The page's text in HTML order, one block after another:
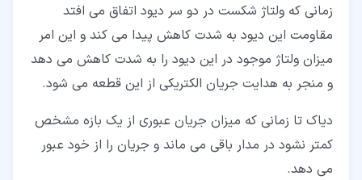
زمانی که ولتاژ شکست در دو سر دیود اتفاق می افتد
مقاومت این دیود به شدت کاهش پیدا می کند و این امر
میزان ولتاژ موجود در این دیود را به شدت کاهش می دهد
و منجر به هدایت جریان الکتریکی از این قطعه می شود.
دیاک تا زمانی که میزان جریان عبوری از یک بازه مشخص
کمتر نشود در مدار باقی می ماند و جریان را از خود عبور
می دهد.